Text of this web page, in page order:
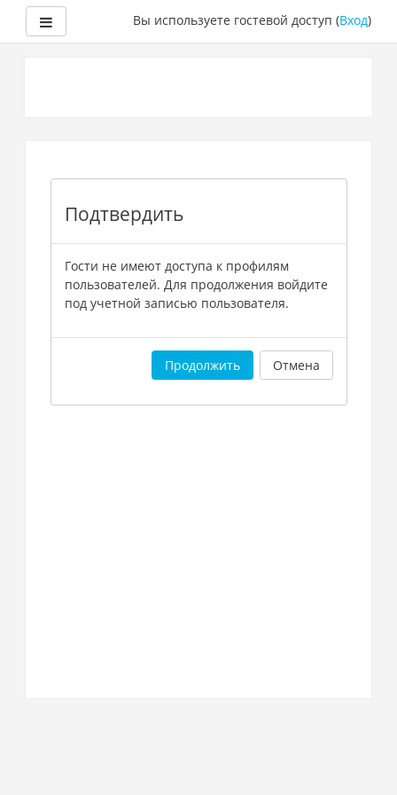
Боковая панельВы используете гостевой доступ (Вход)
Подтвердить
Гости не имеют доступа к профилям
пользователей. Для продолжения войдите
под учетной записью пользователя.
Продолжить Отмена